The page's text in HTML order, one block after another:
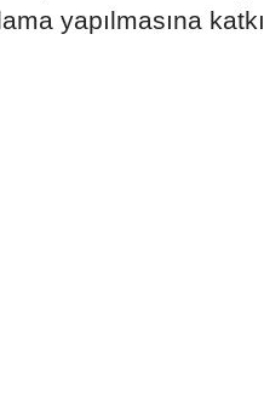
yapılmasına katkı